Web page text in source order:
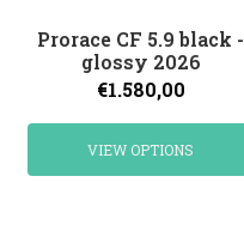
Prorace CF 5.9 black -
glossy 2026
€1.580,00
VIEW OPTIONS